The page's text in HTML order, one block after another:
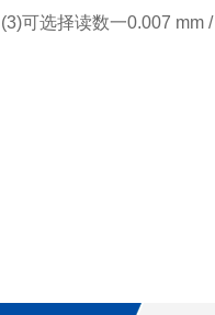
(3)可选择读数一0.007 mm